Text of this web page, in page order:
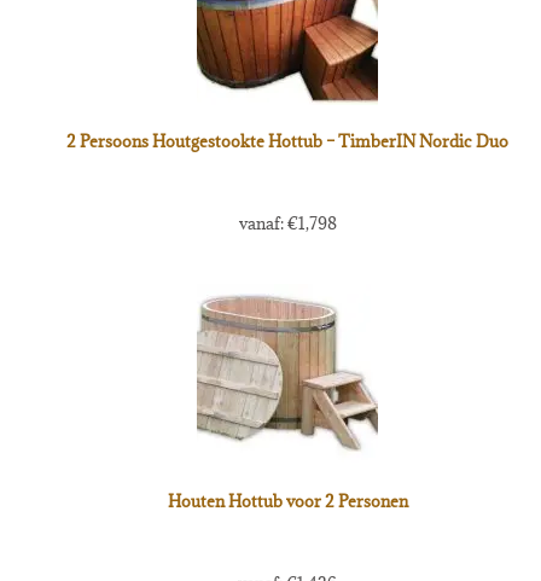
2 Persoons Houtgestookte Hottub – TimberIN Nordic Duo
vanaf:€1,798
Houten Hottub voor 2 Personen